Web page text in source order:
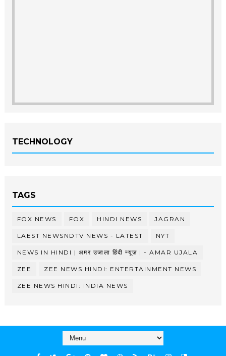
TECHNOLOGY
TAGS
FOX NEWS FOX HINDI NEWS JAGRAN
LAEST NEWSNDTV NEWS - LATEST NYT
NEWS IN HINDI | अमर उजाला हिंदी न्यूज़ | - AMAR UJALA
ZEE ZEE NEWS HINDI: ENTERTAINMENT NEWS
ZEE NEWS HINDI: INDIA NEWS